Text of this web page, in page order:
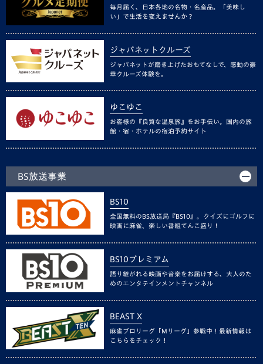
毎月届く、日本各地の名物・名産品。「美味し
い」で生活を変えませんか？
ジャパネットクルーズ
ジャパネットが磨き上げたおもてなしで、感動の豪
華クルーズ体験を。
ゆこゆこ
お客様の『良質な温泉旅』をお手伝い。国内の旅
館・宿・ホテルの宿泊予約サイト
BS放送事業
BS10
全国無料のBS放送局『BS10』。クイズにゴルフに
映画に麻雀、楽しい番組てんこ盛り！
BS10プレミアム
語り継がれる映画や音楽をお届けする、大人のた
めのエンタテインメントチャンネル
BEAST X
麻雀プロリーグ「Mリーグ」参戦中！最新情報は
こちらをチェック！